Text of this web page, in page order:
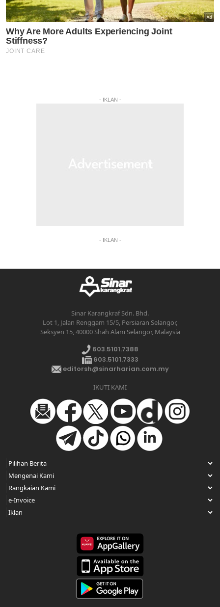
- IKLAN -
- IKLAN -
Sinar Karangkraf Sdn. Bhd.
Lot 1, Jalan Renggam 15/5, Persiaran Selangor,
Seksyen 15, 40000 Shah Alam Selangor, Malaysia
603.5101.7388
603.5101.7333
editorsh@sinarharian.com.my
IKUTI KAMI